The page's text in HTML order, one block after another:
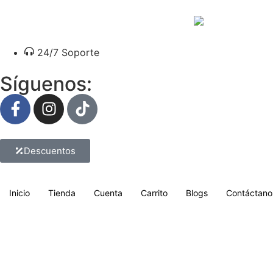
24/7 Soporte
Síguenos:
Descuentos
Inicio Tienda Cuenta Carrito Blogs